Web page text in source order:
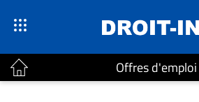
Offres d'emploi